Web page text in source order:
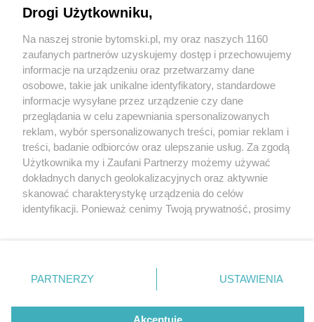
,,Rozbarczanka" powstaje na oczach
ozdobi ścianę kamienicy przy ul. Witczaka
1 / 8
Mural rozbarczanka bytom 1
Ruszyły prace nad muralem, który ozdobi ścianę
kamienicy przy ul. Witczaka. ,,Rozbarczankę" wybrali
mieszkańcy w internetowym głosowaniu. Mural jest
kolejną formą tegorocznych obchodów 770-lecia
REKLAMA
Wydawca mediów lokalnych
Nie zapomnij
zapoznać się z:
polityką prywatności regulamin korzystania z portali
Twojemiasto
Piekary Śląskie
Chorzów
Tarnowskie Góry
Gliwice
Skontakuj sięz nami
Kontakt
Wydawca
Pogoda
Drogi Użytkowniku,
Na naszej stronie bytomski.pl, my oraz naszych 1160
zaufanych partnerów uzyskujemy dostęp i przechowujemy
informacje na urządzeniu oraz przetwarzamy dane
osobowe, takie jak unikalne identyfikatory, standardowe
informacje wysyłane przez urządzenie czy dane
przeglądania w celu zapewniania spersonalizowanych
reklam, wybór spersonalizowanych treści, pomiar reklam i
treści, badanie odbiorców oraz ulepszanie usług. Za zgodą
Użytkownika my i Zaufani Partnerzy możemy używać
dokładnych danych geolokalizacyjnych oraz aktywnie
skanować charakterystykę urządzenia do celów
identyfikacji. Ponieważ cenimy Twoją prywatność, prosimy
prywatności znajdujący się w lewym dolnym rogu strony
. Niektóre rodzaje przetwarzania danych nie wymagają
zgody użytkownika, ale masz prawo sprzeciwić się
takiemu przetwarzaniu. Preferencje będą miały
PARTNERZY USTAWIENIA
Akceptuję